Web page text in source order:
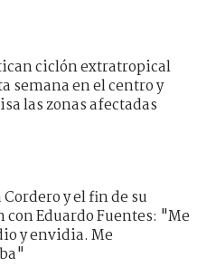
ciclón extratropical
semana en el centro y
las zonas afectadas
y el fin de su
con Eduardo Fuentes: "Me
y envidia. Me